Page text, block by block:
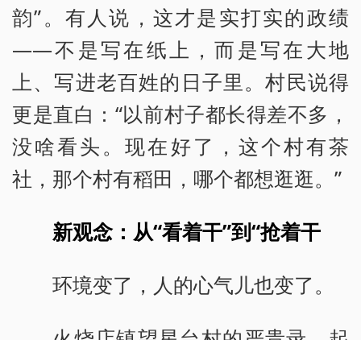
韵”。有人说，这才是实打实的政绩
——不是写在纸上，而是写在大地
上、写进老百姓的日子里。村民说得
更是直白：“以前村子都长得差不多，
没啥看头。现在好了，这个村有茶
社，那个村有稻田，哪个都想逛逛。”
新观念：从“看着干”到“抢着干
环境变了，人的心气儿也变了。